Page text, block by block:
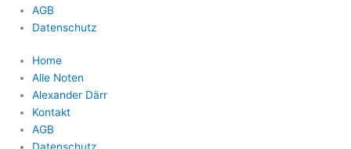
AGB
Datenschutz
Home
Alle Noten
Alexander Därr
Kontakt
AGB